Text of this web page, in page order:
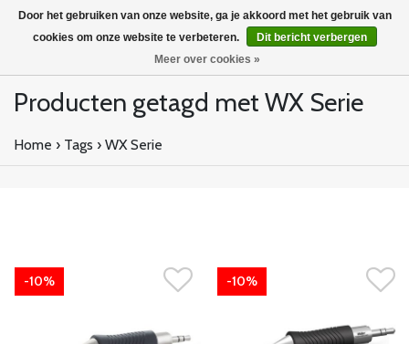
Producten getagd met WX Serie
Home › Tags › WX Serie
-10% -10%
Door het gebruiken van onze website, ga je akkoord met het gebruik van
cookies om onze website te verbeteren.
Dit bericht verbergen
Meer over cookies »